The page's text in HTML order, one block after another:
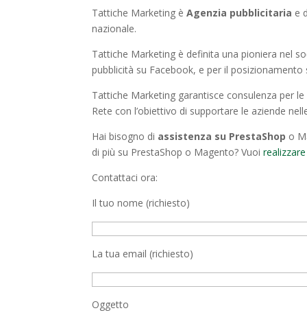
Tattiche Marketing èAgenzia pubblicitaria e
nazionale.
Tattiche Marketing è definita una pioniera nel
pubblicità su Facebook, e per il posizionamento
Tattiche Marketing garantisce consulenza per
Rete con l’obiettivo di supportare le aziende
Hai bisogno di assistenza su PrestaShop o
di più su PrestaShop o Magento? Vuoi
Contattaci ora:
Il tuo nome (richiesto)
La tua email (richiesto)
Oggetto